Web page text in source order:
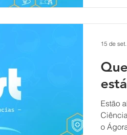
Estão
Ciências
o
15 de